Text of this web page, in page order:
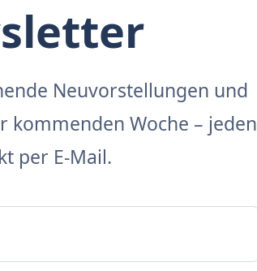
Neuvorstellungen und
kommenden Woche – jeden
per E-Mail.